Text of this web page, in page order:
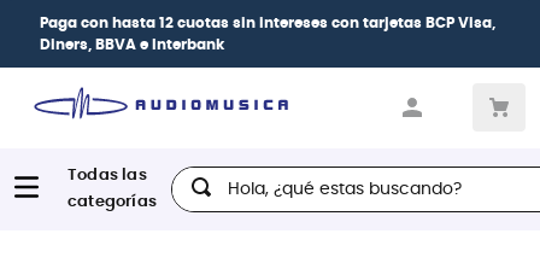
Paga con hasta 12 cuotas sin intereses con tarjetas BCP Visa,
Diners, BBVA e Interbank
Hola, ¿qué estas buscando?